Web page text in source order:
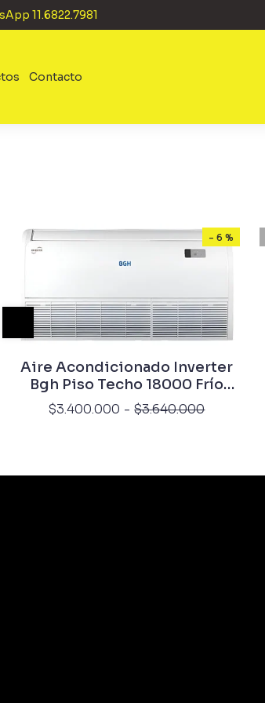
11.6822.7981
Contacto
- 6 %
Aire Acondicionado Inverter
Bgh Piso Techo 18000 Frío
Calor
$3.400.000 - $3.640.000